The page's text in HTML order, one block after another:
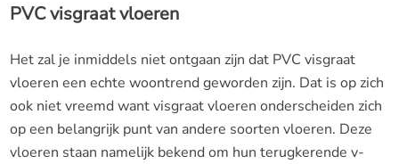
PVC visgraat vloeren
Het zal je inmiddels niet ontgaan zijn dat PVC visgraat
vloeren een echte woontrend geworden zijn. Dat is op zich
ook niet vreemd want visgraat vloeren onderscheiden zich
op een belangrijk punt van andere soorten vloeren. Deze
vloeren staan namelijk bekend om hun terugkerende v-